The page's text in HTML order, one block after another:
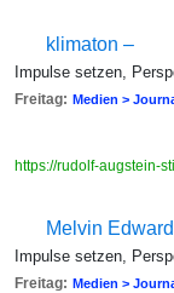
klimaton –
Impulse setzen,
Freitag: Medien >
https://rudolf-augstein-
Melvin
Impulse setzen,
Freitag: Medien >